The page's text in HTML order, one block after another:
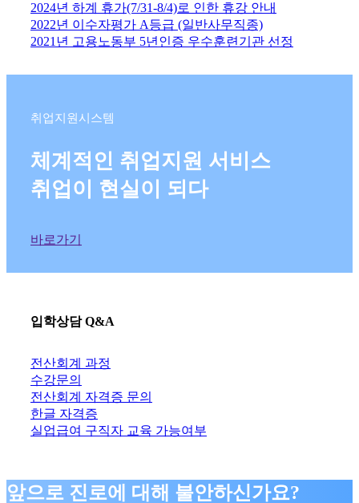
2024년 하계 휴가(7/31-8/4)로 인한 휴강 안내
2022년 이수자평가 A등급 (일반사무직종)
2021년 고용노동부 5년인증 우수훈련기관 선정
취업지원시스템
체계적인 취업지원 서비스
취업이 현실이 되다
바로가기
입학상담 Q&A
전산회계 과정
수강문의
전산회계 자격증 문의
한글 자격증
실업급여 구직자 교육 가능여부
앞으로 진로에 대해 불안하신가요?